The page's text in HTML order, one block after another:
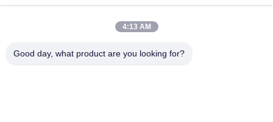
Mesh Size 200*200mm Mesh Length 12m Concrete
4:13 AM
Good day, what product are you looking for?